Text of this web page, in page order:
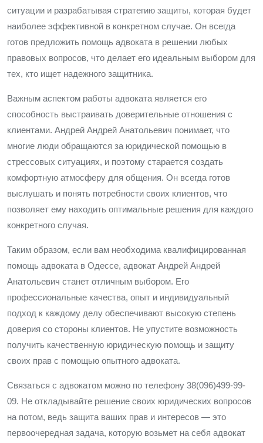
ситуации и разрабатывая стратегию защиты, которая будет
наиболее эффективной в конкретном случае. Он всегда
готов предложить помощь адвоката в решении любых
правовых вопросов, что делает его идеальным выбором для
тех, кто ищет надежного защитника.
Важным аспектом работы адвоката является его
способность выстраивать доверительные отношения с
клиентами. Андрей Андрей Анатольевич понимает, что
многие люди обращаются за юридической помощью в
стрессовых ситуациях, и поэтому старается создать
комфортную атмосферу для общения. Он всегда готов
выслушать и понять потребности своих клиентов, что
позволяет ему находить оптимальные решения для каждого
конкретного случая.
Таким образом, если вам необходима квалифицированная
помощь адвоката в Одессе, адвокат Андрей Андрей
Анатольевич станет отличным выбором. Его
профессиональные качества, опыт и индивидуальный
подход к каждому делу обеспечивают высокую степень
доверия со стороны клиентов. Не упустите возможность
получить качественную юридическую помощь и защиту
своих прав с помощью опытного адвоката.
Связаться с адвокатом можно по телефону 38(096)499-99-
09. Не откладывайте решение своих юридических вопросов
на потом, ведь защита ваших прав и интересов — это
первоочередная задача, которую возьмет на себя адвокат